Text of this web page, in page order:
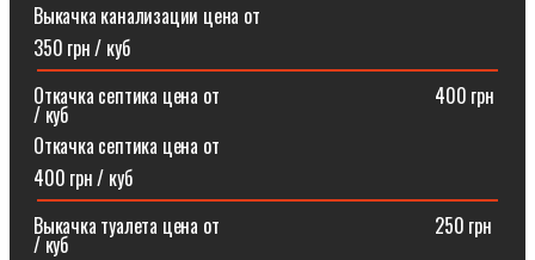
Выкачка канализации цена от
350 грн / куб
Откачка септика цена от ⠀⠀⠀⠀⠀⠀⠀⠀⠀⠀⠀⠀⠀⠀⠀400 грн
/ куб
Откачка септика цена от
400 грн / куб
Выкачка туалета цена от ⠀⠀⠀⠀⠀⠀⠀⠀⠀⠀⠀⠀⠀⠀⠀250 грн
/ куб